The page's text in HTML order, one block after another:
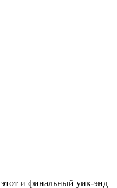
и финальный уик-энд